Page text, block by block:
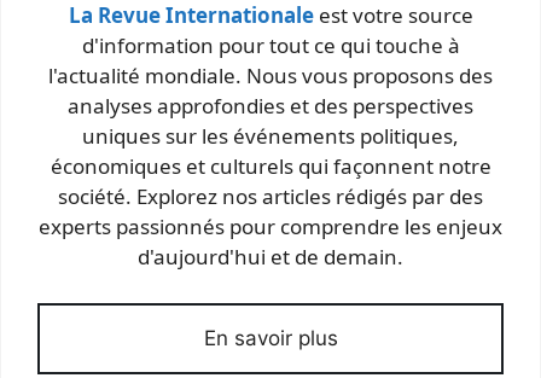
La Revue Internationaleest votre source
d'information pour tout ce qui touche à
l'actualité mondiale. Nous vous proposons des
analyses approfondies et des perspectives
uniques sur les événements politiques,
économiques et culturels qui façonnent notre
société. Explorez nos articles rédigés par des
experts passionnés pour comprendre les enjeux
d'aujourd'hui et de demain.
En savoir plus